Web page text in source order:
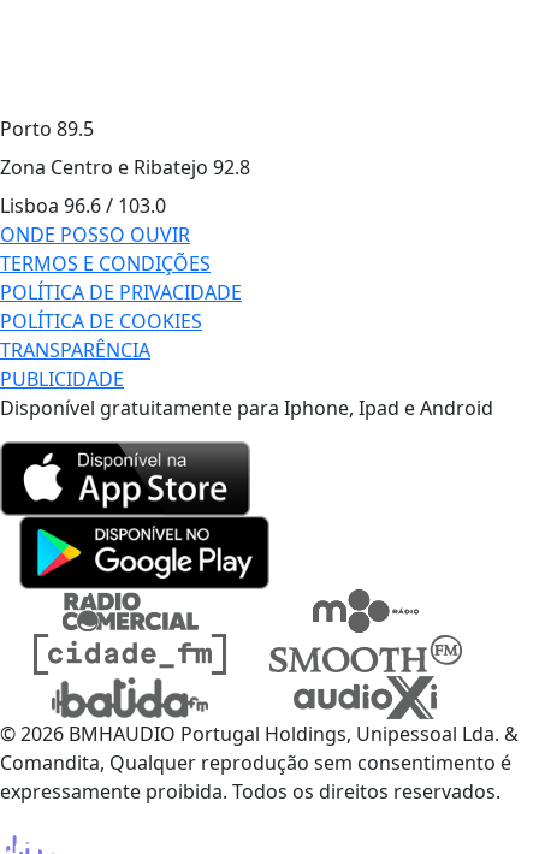
Porto 89.5
Zona Centro e Ribatejo 92.8
Lisboa 96.6 / 103.0
ONDE POSSO OUVIR
TERMOS E CONDIÇÕES
POLÍTICA DE PRIVACIDADE
POLÍTICA DE COOKIES
TRANSPARÊNCIA
PUBLICIDADE
Disponível gratuitamente para Iphone, Ipad e Android
© 2026 BMHAUDIO Portugal Holdings, Unipessoal Lda. &
Comandita, Qualquer reprodução sem consentimento é
expressamente proibida. Todos os direitos reservados.